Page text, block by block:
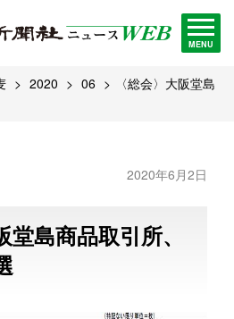
MENU
2020 06
〈総会〉大阪堂島
2020年6月2日
堂島商品取引所、